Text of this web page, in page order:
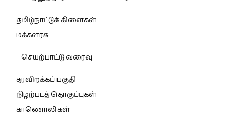
தமிழ்நாட்டுக் கிளைகள்
மக்களரசு
செயற்பாட்டு வரைவு
தரவிறக்கப் பகுதி
நிழற்படத் தொகுப்புகள்
காணொலிகள்